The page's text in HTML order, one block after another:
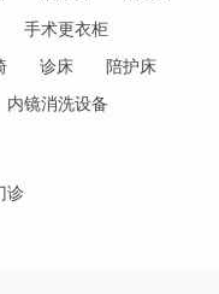
手术更衣柜
诊床
陪护床
内镜消洗设备
诊